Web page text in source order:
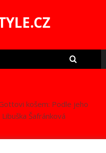
košem: Podle jeho
Šafránková